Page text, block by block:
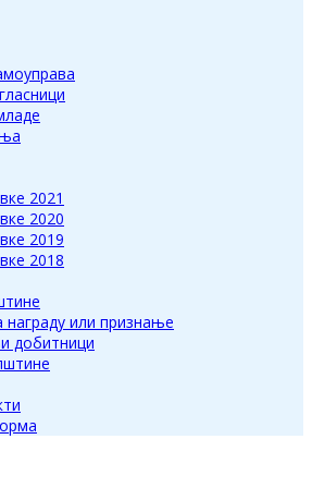
2021
2020
2019
2018
награду или признање
добитници